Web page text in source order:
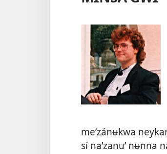
meʼzánʉkwa
sí naʼzanuʼ nʉnna